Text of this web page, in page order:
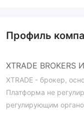
Профиль
XTRADE
XTRADE - брокер,
Платформа не
регулирующим